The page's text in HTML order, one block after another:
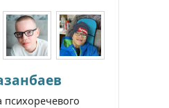
психоречевого